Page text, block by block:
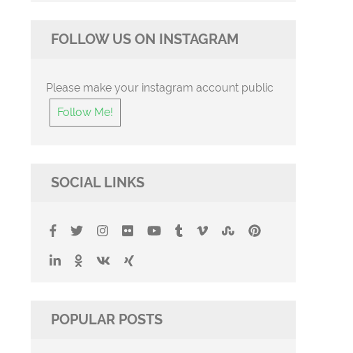
FOLLOW US ON INSTAGRAM
Please make your instagram account public
Follow Me!
SOCIAL LINKS
POPULAR POSTS